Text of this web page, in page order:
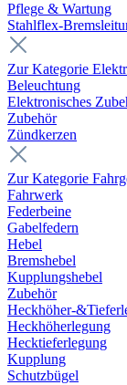
Pflege & Wartung
Stahlflex-
Zur Kategorie
Beleuchtung
Elektronisches
Zubehör
Zündkerzen
Zur Kategorie
Fahrwerk
Federbeine
Gabelfedern
Hebel
Bremshebel
Kupplungshebel
Zubehör
Heckhöher-
Heckhöherlegung
Hecktieferlegung
Kupplung
Schutzbügel